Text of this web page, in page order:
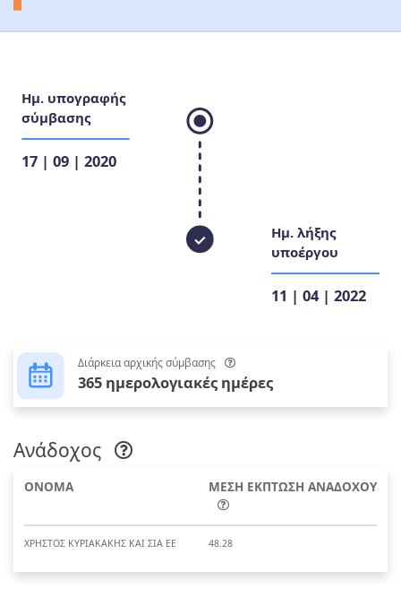
Ημ. υπογραφής
σύμβασης
17 | 09 | 2020
Ημ. λήξης
υποέργου
11 | 04 | 2022
Διάρκεια αρχικής σύμβασης
365 ημερολογιακές ημέρες
Ανάδοχος
ΟΝΟΜΑ ΜΕΣΗ ΕΚΠΤΩΣΗ ΑΝΑΔΟΧΟΥ
ΧΡΗΣΤΟΣ ΚΥΡΙΑΚΑΚΗΣ ΚΑΙ ΣΙΑ ΕΕ 48.28